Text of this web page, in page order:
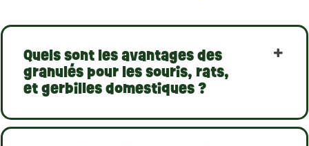
(1 avis)
Quels sont les avantages des
granulés pour les souris, rats,
et gerbilles domestiques ?